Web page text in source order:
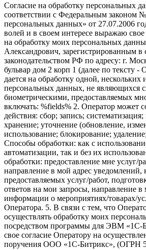
Согласие на обработку персональных
соответствии с Федеральным законом
персональных данных» от 27.07.2006
волей и в своем интересе выражаю свое
на обработку моих персональных
Александрович, зарегистрированным в
законодательством РФ по адресу: г.
бульвар дом 2 корп 1 (далее по тексту -
дается на обработку одной, нескольких
персональных данных, не являющихся
биометрическими, предоставляемых
включать: %fields% 2. Оператор может
действия: сбор; запись;
хранение; уточнение (обновление,
использование; блокирование;
Способы обработки: как с
автоматизации, так и без их
обработки: предоставление мне услуг/
направление в мой адрес уведомлений,
предоставляемых услуг/работ,
ответов на мои запросы, направление в
информации о мероприятиях/товарах/
Оператора. 5. В связи с тем, что
осуществлять обработку моих
посредством программы для ЭВМ «1С-
свое согласие Оператору на
поручения ООО «1С-Битрикс», (ОГРН